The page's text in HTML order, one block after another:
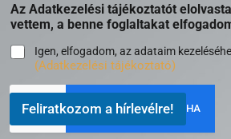
Az Adatkezelési tájékoztatót
vettem, a benne foglaltakat
Igen, elfogadom, az adataim
(Adatkezelési tájékoztató)
Feliratkozom a hírlevélre!